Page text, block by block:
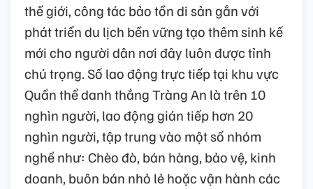
thế giới, công tác bảo tồn di sản gắn với
phát triển du lịch bền vững tạo thêm sinh kế
mới cho người dân nơi đây luôn được tỉnh
chú trọng. Số lao động trực tiếp tại khu vực
Quần thể danh thắng Tràng An là trên 10
nghìn người, lao động gián tiếp hơn 20
nghìn người, tập trung vào một số nhóm
nghề như: Chèo đò, bán hàng, bảo vệ, kinh
doanh, buôn bán nhỏ lẻ hoặc vận hành các